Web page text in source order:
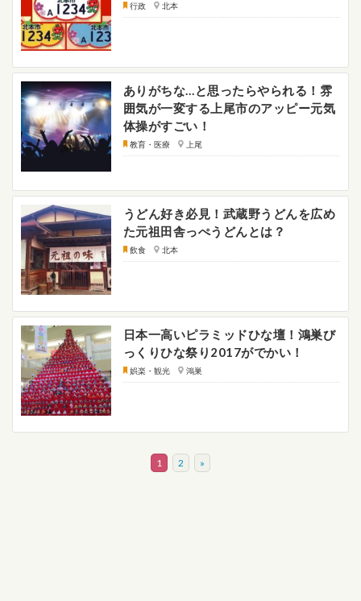
行政 北本
ありがちな…と思ったらやられる！雰
囲気が一変する上尾市のアッピー元気
体操がすごい！
教育・医療 上尾
うどん好き必見！武蔵野うどんを広め
た元祖田舎っぺうどんとは？
飲食 北本
日本一高いピラミッドひな壇！鴻巣び
っくりひな祭り2017がでかい！
娯楽・観光 鴻巣
1 2 »